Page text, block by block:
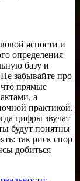
ясности и
определения
базу и
забывайте про
прямые
а
практикой.
цифры звучат
будут понятны
так риск спор
добиться